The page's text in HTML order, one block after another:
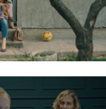
INNOCENT EYES